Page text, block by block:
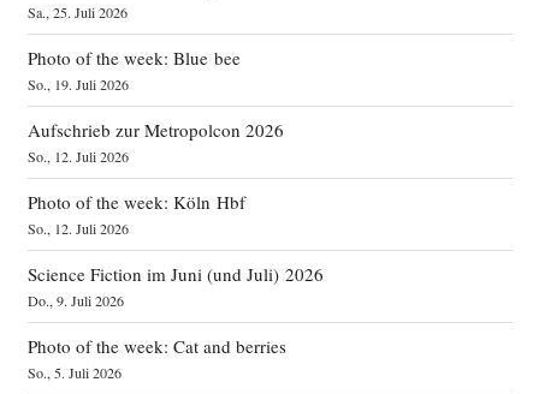
Sa., 25. Juli 2026
Photo of the week: Blue bee
So., 19. Juli 2026
Aufschrieb zur Metropolcon 2026
So., 12. Juli 2026
Photo of the week: Köln Hbf
So., 12. Juli 2026
Science Fiction im Juni (und Juli) 2026
Do., 9. Juli 2026
Photo of the week: Cat and berries
So., 5. Juli 2026